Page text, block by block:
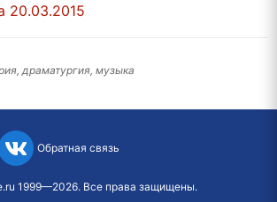
20.03.2015
драматургия, музыка
Обратная связь
1999—2026. Все права защищены.